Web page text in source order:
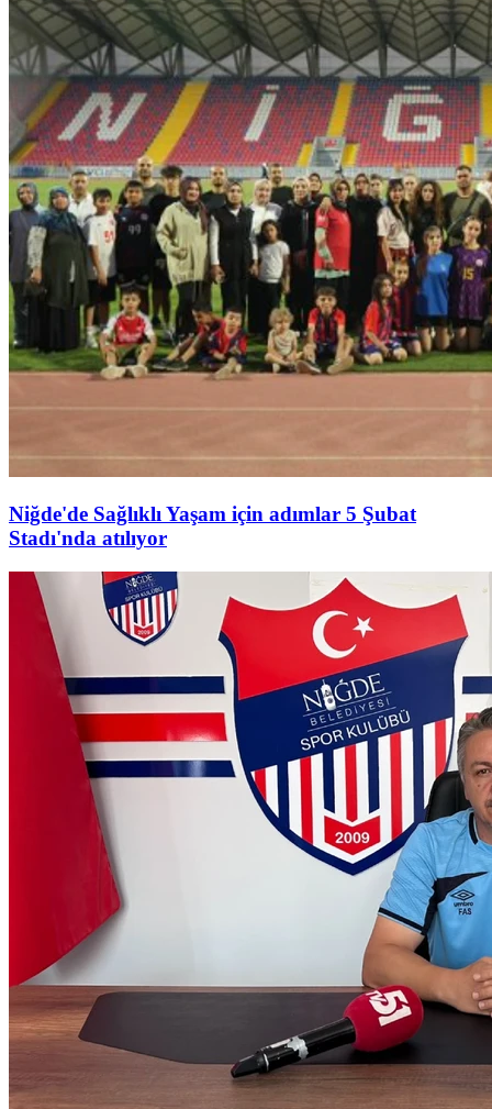
Niğde'de Sağlıklı Yaşam için adımlar 5 Şubat
Stadı'nda atılıyor